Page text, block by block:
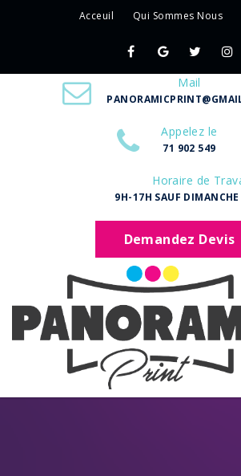
Acceuil Qui Sommes Nous
Mail
Appelez le
71 902 549
Horaire de
9H-17H SAUF DIMANCHE
Demandez Devis